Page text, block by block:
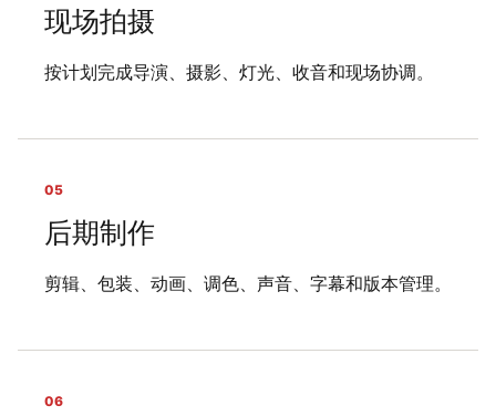
现场拍摄
按计划完成导演、摄影、灯光、收音和现场协调。
05
后期制作
剪辑、包装、动画、调色、声音、字幕和版本管理。
06